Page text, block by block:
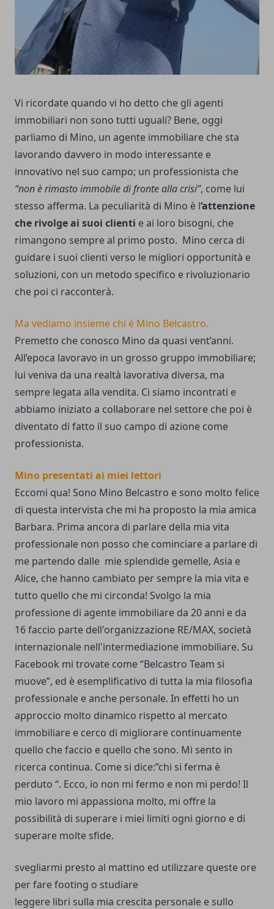
Vi ricordate quando vi ho detto che gli agenti
immobiliari non sono tutti uguali? Bene, oggi
parliamo di Mino, un agente immobiliare che sta
lavorando davvero in modo interessante e
innovativo nel suo campo; un professionista che
“non è rimasto immobile di fronte alla crisi”, come lui
stesso afferma. La peculiarità di Mino è l’attenzione
che rivolge ai suoi clienti e ai loro bisogni, che
rimangono sempre al primo posto. Mino cerca di
guidare i suoi clienti verso le migliori opportunità e
soluzioni, con un metodo specifico e rivoluzionario
che poi ci racconterà.
Ma vediamo insieme chi è Mino Belcastro.
Premetto che conosco Mino da quasi vent’anni.
All’epoca lavoravo in un grosso gruppo immobiliare;
lui veniva da una realtà lavorativa diversa, ma
sempre legata alla vendita. Ci siamo incontrati e
abbiamo iniziato a collaborare nel settore che poi è
diventato di fatto il suo campo di azione come
professionista.
Mino presentati ai miei lettori
Eccomi qua! Sono Mino Belcastro e sono molto felice
di questa intervista che mi ha proposto la mia amica
Barbara. Prima ancora di parlare della mia vita
professionale non posso che cominciare a parlare di
me partendo dalle mie splendide gemelle, Asia e
Alice, che hanno cambiato per sempre la mia vita e
tutto quello che mi circonda! Svolgo la mia
professione di agente immobiliare da 20 anni e da
16 faccio parte dell'organizzazione RE/MAX, società
internazionale nell'intermediazione immobiliare. Su
Facebook mi trovate come “Belcastro Team si
muove”, ed è esemplificativo di tutta la mia filosofia
professionale e anche personale. In effetti ho un
approccio molto dinamico rispetto al mercato
immobiliare e cerco di migliorare continuamente
quello che faccio e quello che sono. Mi sento in
ricerca continua. Come si dice:”chi si ferma è
perduto “. Ecco, io non mi fermo e non mi perdo! Il
mio lavoro mi appassiona molto, mi offre la
possibilità di superare i miei limiti ogni giorno e di
superare molte sfide.
svegliarmi presto al mattino ed utilizzare queste ore
per fare footing o studiare
leggere libri sulla mia crescita personale e sullo